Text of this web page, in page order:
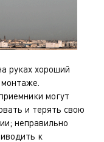
руках хороший
могут
и терять свою
неправильно
к